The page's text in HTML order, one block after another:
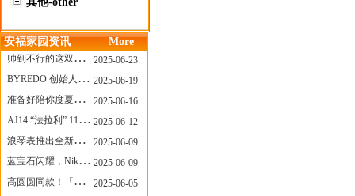
安福家园资讯 More
帅到不行的这双跑鞋，其实藏着Nike第一位签约跑者的故事
2025-06-23
BYREDO 创始人离任，也带走了那份灵魂感
2025-06-19
准备好陪你度夏，nanamica x Suicoke 新联名来了
2025-06-16
AJ14 “法拉利” 11年后回归，红色超跑气场全开
2025-06-12
浪琴表推出全新先行者系列祖鲁时间1925腕表
2025-06-09
蓝宝石闪耀，Nike Air Max DN8 华丽变身
2025-06-09
高圆圆同款！「赤足New Balance」新联名曝光，铺货了
2025-06-05